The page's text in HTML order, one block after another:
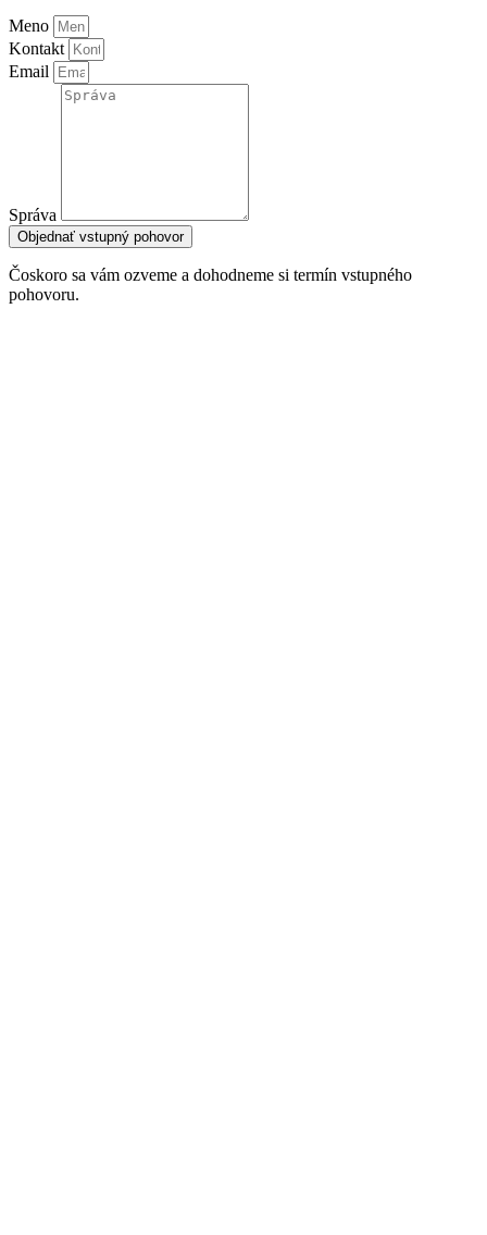
Meno
Kontakt
Email
Správa
Objednať vstupný pohovor
Čoskoro sa vám ozveme a dohodneme si termín vstupného
pohovoru.